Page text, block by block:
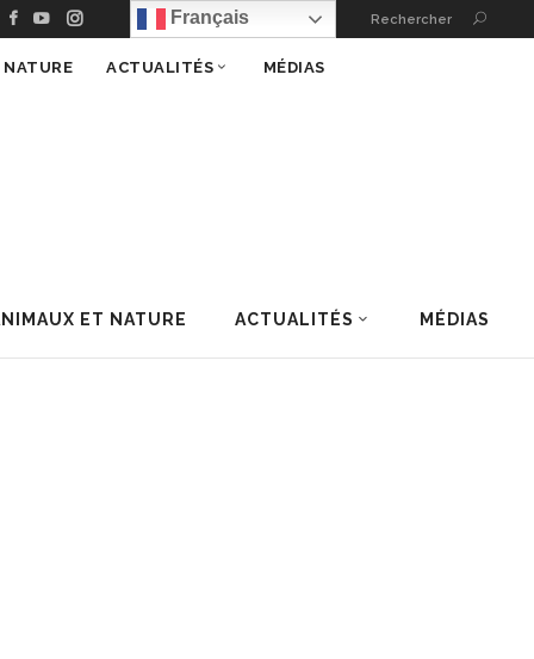
Français Rechercher
ET NATURE ACTUALITÉS MÉDIAS
ACTUALITÉS MÉDIAS